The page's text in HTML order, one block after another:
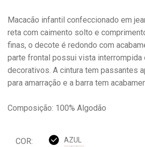
Macacão infantil confeccionado em
reta com caimento solto e
finas, o decote é redondo com
parte frontal possui vista interrompida
decorativos. A cintura tem passantes
para amarração e a barra tem
Composição: 100% Algodão
COR: AZUL